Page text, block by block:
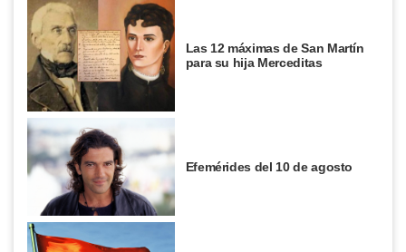
Las 12 máximas de San Martín
para su hija Merceditas
Efemérides del 10 de agosto